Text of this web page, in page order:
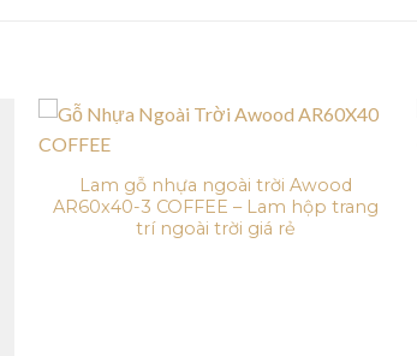
Lam gỗ nhựa ngoài trời Awood
AR60x40-3 COFFEE – Lam hộp trang
trí ngoài trời giá rẻ